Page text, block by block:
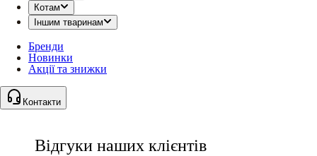
Котам
Іншим тваринам
Бренди
Новинки
Акції та знижки
Контакти
Відгуки наших клієнтів